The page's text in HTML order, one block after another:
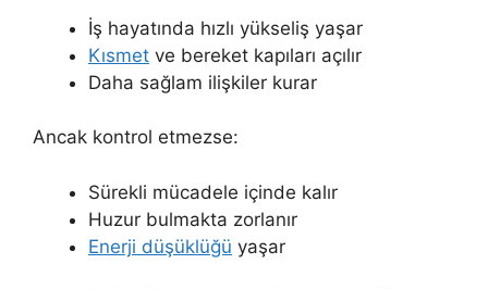
İş hayatında hızlı yükseliş yaşar
Kısmet ve bereket kapıları açılır
Daha sağlam ilişkiler kurar
Ancak kontrol etmezse:
Sürekli mücadele içinde kalır
Huzur bulmakta zorlanır
Enerji düşüklüğü yaşar